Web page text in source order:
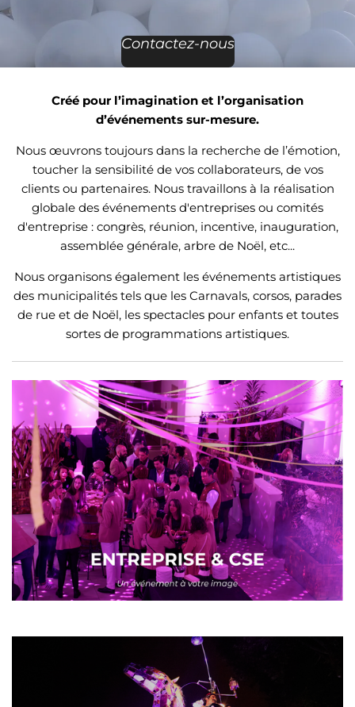
Contactez-nous
Créé pour l’imagination et l’organisation
d’événements sur-mesure.
Nous œuvrons toujours dans la recherche de l’émotion,
toucher la sensibilité de vos collaborateurs, de vos
clients ou partenaires. Nous travaillons à la réalisation
globale des événements d'entreprises ou comités
d'entreprise : congrès, réunion, incentive, inauguration,
assemblée générale, arbre de Noël, etc...
Nous organisons également les événements artistiques
des municipalités tels que les Carnavals, corsos, parades
de rue et de Noël, les spectacles pour enfants et toutes
sortes de programmations artistiques.